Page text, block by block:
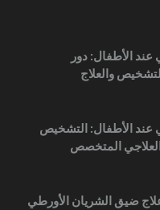
الأطفال: دور
والعلاج
عند الأطفال: التشخيص
العلاجي المتخصص
ضيق الشريان الأورطي